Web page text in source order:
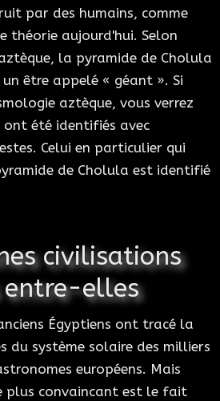
par des humains, comme
théorie aujourd'hui. Selon
la pyramide de Cholula
être appelé « géant ». Si
aztèque, vous verrez
ont été identifiés avec
Celui en particulier qui
de Cholula est identifié
civilisations
entre-elles
Égyptiens ont tracé la
du système solaire des milliers
européens. Mais
plus convaincant est le fait